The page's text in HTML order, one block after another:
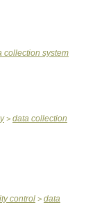
collection system
> data collection
control > data